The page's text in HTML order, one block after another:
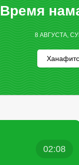
Время
8 АВГУСТА,
02:08